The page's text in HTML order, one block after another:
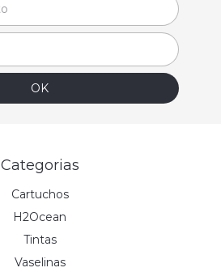
Categorias
Cartuchos
H2Ocean
Tintas
Vaselinas